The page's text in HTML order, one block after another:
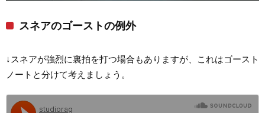
スネアのゴーストの例外
↓スネアが強烈に裏拍を打つ場合もありますが、これはゴースト
ノートと分けて考えましょう。